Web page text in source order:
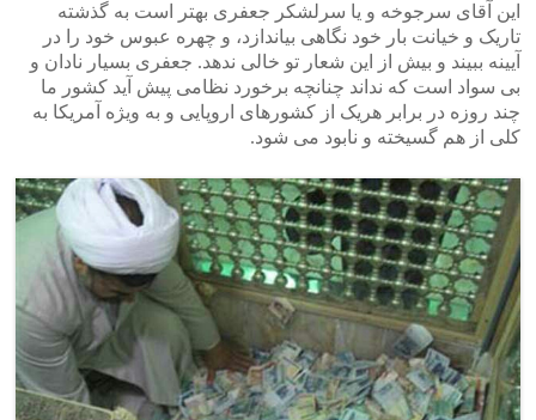
این آقای سرجوخه و یا سرلشکر جعفری بهتر است به گذشته
تاریک و خیانت بار خود نگاهی بیاندازد، و چهره عبوس خود را در
آیینه ببیند و بیش از این شعار تو خالی ندهد. جعفری بسیار نادان و
بی سواد است که نداند چنانچه برخورد نظامی پیش آید کشور ما
چند روزه در برابر هریک از کشورهای اروپایی و به ویژه آمریکا به
کلی از هم گسیخته و نابود می شود.